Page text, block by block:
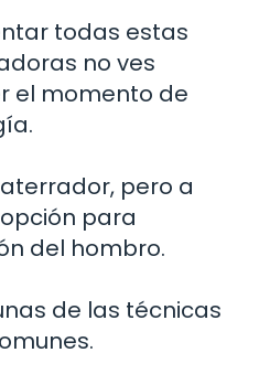
todas estas
no ves
el momento de
pero a
para
del hombro.
de las técnicas